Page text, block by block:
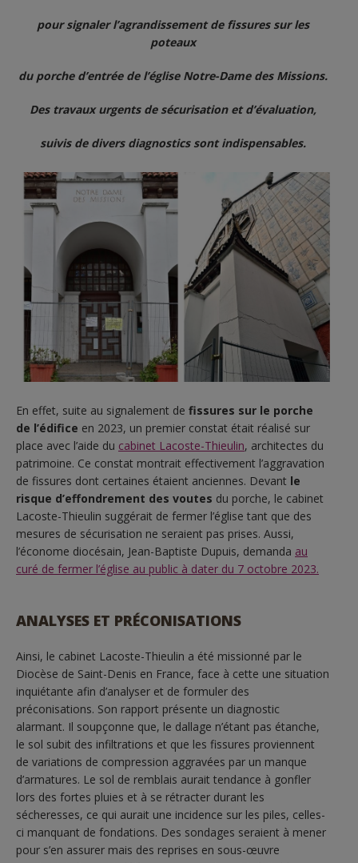
pour signaler l’agrandissement de fissures sur les
poteaux
du porche d’entrée de l’église Notre-Dame des Missions.
Des travaux urgents de sécurisation et d’évaluation,
suivis de divers diagnostics sont indispensables.
En effet, suite au signalement de fissures sur le porche
de l’édifice en 2023, un premier constat était réalisé sur
place avec l’aide du cabinet Lacoste-Thieulin, architectes du
patrimoine. Ce constat montrait effectivement l’aggravation
de fissures dont certaines étaient anciennes. Devant le
risque d’effondrement des voutes du porche, le cabinet
Lacoste-Thieulin suggérait de fermer l’église tant que des
mesures de sécurisation ne seraient pas prises. Aussi,
l’économe diocésain, Jean-Baptiste Dupuis, demanda au
curé de fermer l’église au public à dater du 7 octobre 2023.
ANALYSES ET PRÉCONISATIONS
Ainsi, le cabinet Lacoste-Thieulin a été missionné par le
Diocèse de Saint-Denis en France, face à cette une situation
inquiétante afin d’analyser et de formuler des
préconisations. Son rapport présente un diagnostic
alarmant. Il soupçonne que, le dallage n’étant pas étanche,
le sol subit des infiltrations et que les fissures proviennent
de variations de compression aggravées par un manque
d’armatures. Le sol de remblais aurait tendance à gonfler
lors des fortes pluies et à se rétracter durant les
sécheresses, ce qui aurait une incidence sur les piles, celles-
ci manquant de fondations. Des sondages seraient à mener
pour s’en assurer mais des reprises en sous-œuvre